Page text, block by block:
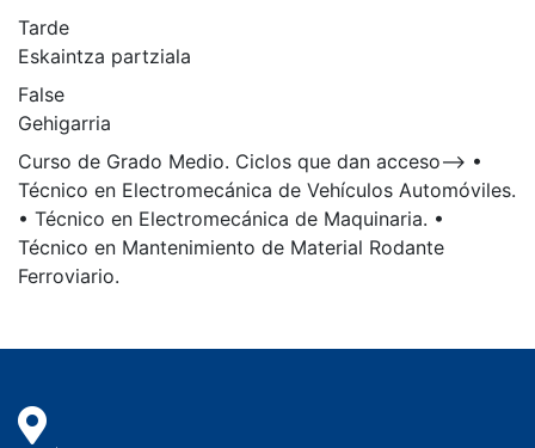
Tarde
Eskaintza partziala
False
Gehigarria
Curso de Grado Medio. Ciclos que dan acceso--> •
Técnico en Electromecánica de Vehículos Automóviles.
• Técnico en Electromecánica de Maquinaria. •
Técnico en Mantenimiento de Material Rodante
Ferroviario.